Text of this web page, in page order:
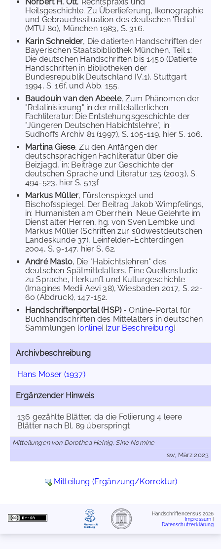
Heilsgeschichte. Zu Überlieferung, Ikonographie
und Gebrauchssituation des deutschen 'Belial'
(MTU 80), München 1983, S. 316.
Karin Schneider, Die datierten Handschriften der
Bayerischen Staatsbibliothek München, Teil 1:
Die deutschen Handschriften bis 1450 (Datierte
Handschriften in Bibliotheken der
Bundesrepublik Deutschland IV,1), Stuttgart
1994, S. 16f. und Abb. 155.
Baudouin van den Abeele, Zum Phänomen der
"Relatinisierung" in der mittelalterlichen
Fachliteratur: Die Entstehungsgeschichte der
"Jüngeren Deutschen Habichtslehre", in:
Sudhoffs Archiv 81 (1997), S. 105-119, hier S. 106.
Martina Giese, Zu den Anfängen der
deutschsprachigen Fachliteratur über die
Beizjagd, in: Beiträge zur Geschichte der
deutschen Sprache und Literatur 125 (2003), S.
494-523, hier S. 513f.
Markus Müller, Fürstenspiegel und
Bischofsspiegel. Der Beitrag Jakob Wimpfelings,
in: Humanisten am Oberrhein. Neue Gelehrte im
Dienst alter Herren, hg. von Sven Lembke und
Markus Müller (Schriften zur südwestdeutschen
Landeskunde 37), Leinfelden-Echterdingen
2004, S. 9-147, hier S. 62.
André Maslo, Die "Habichtslehren" des
deutschen Spätmittelalters. Eine Quellenstudie
zu Sprache, Herkunft und Kulturgeschichte
(Imagines Medii Aevi 38), Wiesbaden 2017, S. 22-
60 (Abdruck), 147-152.
Handschriftenportal (HSP)- Online-Portal für
Buchhandschriften des Mittelalters in deutschen
Sammlungen [online] [zur Beschreibung]
Archivbeschreibung
Hans Moser (1937)
Ergänzender Hinweis
136 gezählte Blätter, da die Foliierung 4 leere
Blätter nach Bl. 89 überspringt
Mitteilungen von Dorothea Heinig, Sine Nomine
sw, März 2023
Mitteilung (Ergänzung/Korrektur)
Handschriftencensus 2026
Impressum
Datenschutzerklärung